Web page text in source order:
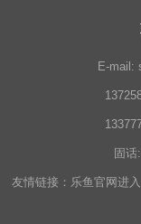
E-mail:
固话:
友情链接： 乐鱼官网进入